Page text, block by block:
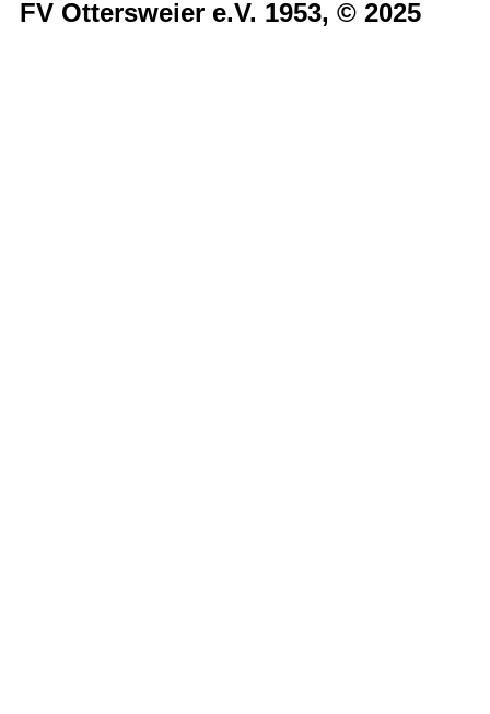
FV Ottersweier e.V. 1953, © 2025